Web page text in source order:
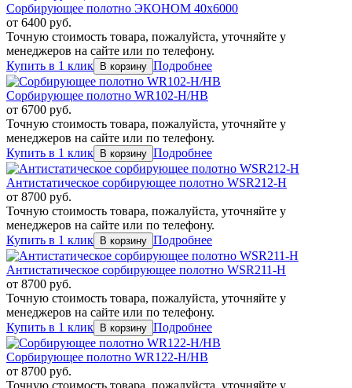
Сорбирующее полотно ЭКОНОМ 40х6000
от 6400 руб.
Точную стоимость товара, пожалуйста, уточняйте у
менеджеров на сайте или по телефону.
Купить в 1 клик
Подробнее
Сорбирующее полотно WR102-H/HB
от 6700 руб.
Точную стоимость товара, пожалуйста, уточняйте у
менеджеров на сайте или по телефону.
Купить в 1 клик
Подробнее
Антистатическое сорбирующее полотно WSR212-H
от 8700 руб.
Точную стоимость товара, пожалуйста, уточняйте у
менеджеров на сайте или по телефону.
Купить в 1 клик
Подробнее
Антистатическое сорбирующее полотно WSR211-H
от 8700 руб.
Точную стоимость товара, пожалуйста, уточняйте у
менеджеров на сайте или по телефону.
Купить в 1 клик
Подробнее
Сорбирующее полотно WR122-H/HB
от 8700 руб.
Точную стоимость товара, пожалуйста, уточняйте у